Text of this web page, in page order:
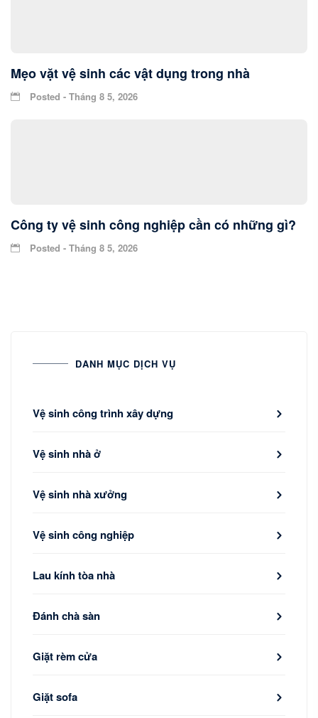
Mẹo vặt vệ sinh các vật dụng trong nhà
Posted - Tháng 8 5, 2026
Công ty vệ sinh công nghiệp cần có những gì?
Posted - Tháng 8 5, 2026
DANH MỤC DỊCH VỤ
Vệ sinh công trình xây dựng
Vệ sinh nhà ở
Vệ sinh nhà xưởng
Vệ sinh công nghiệp
Lau kính tòa nhà
Đánh chà sàn
Giặt rèm cửa
Giặt sofa